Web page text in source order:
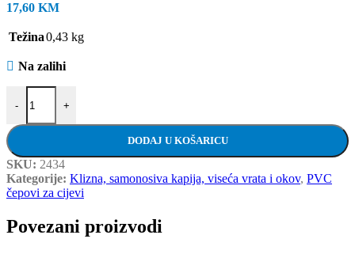
17,60 KM
Težina0,43 kg
Na zalihi
-
Čep plastični kvadratni 25x25 (CET 1/100) količina
+
DODAJ U KOŠARICU
SKU: 2434
Kategorije: Klizna, samonosiva kapija, viseća vrata i okov, PVC
čepovi za cijevi
Povezani proizvodi